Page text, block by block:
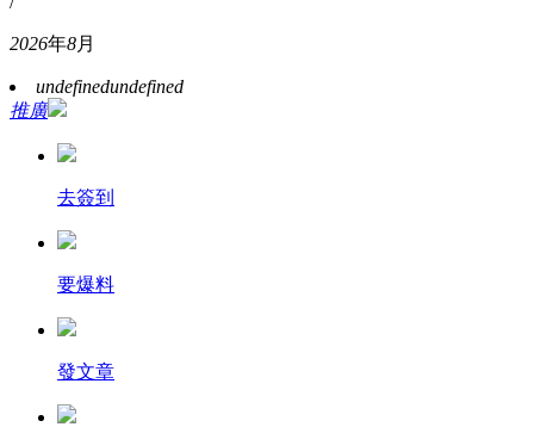
2026年8月
undefinedundefined
推廣
去簽到
要爆料
發文章